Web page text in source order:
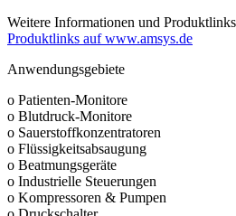
Weitere Informationen und
Produktlinks aufwww.amsys.de
Anwendungsgebiete
o Patienten-Monitore
o Blutdruck-Monitore
o Sauerstoffkonzentratoren
o Flüssigkeitsabsaugung
o Beatmungsgeräte
o Industrielle Steuerungen
o Kompressoren & Pumpen